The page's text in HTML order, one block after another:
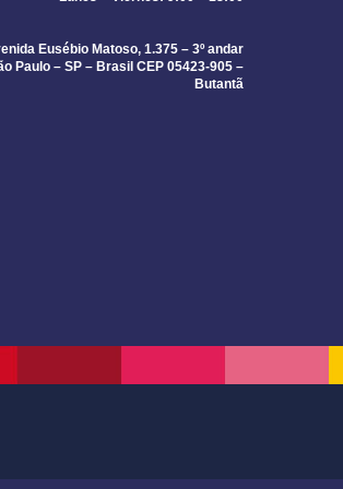
Eusébio Matoso, 1.375 – 3º andar
Paulo – SP – Brasil CEP 05423-905 –
Butantã